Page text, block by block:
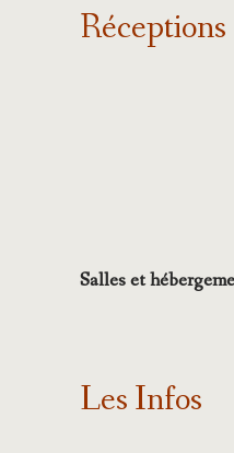
Réceptions
Salles et
Les Infos